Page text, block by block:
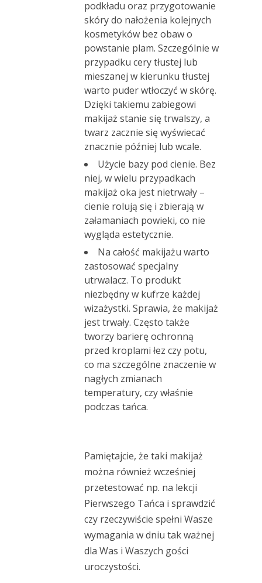
podkładu oraz przygotowanie
skóry do nałożenia kolejnych
kosmetyków bez obaw o
powstanie plam. Szczególnie w
przypadku cery tłustej lub
mieszanej w kierunku tłustej
warto puder wtłoczyć w skórę.
Dzięki takiemu zabiegowi
makijaż stanie się trwalszy, a
twarz zacznie się wyświecać
znacznie później lub wcale.
Użycie bazy pod cienie. Bez
niej, w wielu przypadkach
makijaż oka jest nietrwały –
cienie rolują się i zbierają w
załamaniach powieki, co nie
wygląda estetycznie.
Na całość makijażu warto
zastosować specjalny
utrwalacz. To produkt
niezbędny w kufrze każdej
wizażystki. Sprawia, że makijaż
jest trwały. Często także
tworzy barierę ochronną
przed kroplami łez czy potu,
co ma szczególne znaczenie w
nagłych zmianach
temperatury, czy właśnie
podczas tańca.
Pamiętajcie, że taki makijaż
można również wcześniej
przetestować np. na lekcji
Pierwszego Tańca i sprawdzić
czy rzeczywiście spełni Wasze
wymagania w dniu tak ważnej
dla Was i Waszych gości
uroczystości.